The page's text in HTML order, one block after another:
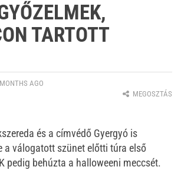
TARTOTT
AGO
MEGOSZTÁS
és a címvédő Gyergyó is
a válogatott szünet előtti túra első
pedig behúzta a halloweeni meccsét.